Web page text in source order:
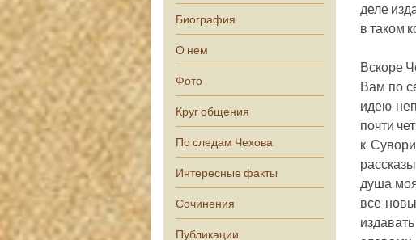
Биография
О нем
Фото
Круг общения
По следам Чехова
Интересные факты
Сочинения
Публикации
деле
в таком
Вскоре
Вам по
идею
почти
к
душа
все